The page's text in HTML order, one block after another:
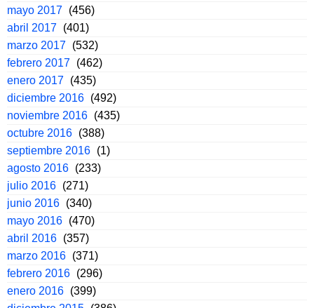
mayo 2017 (456)
abril 2017 (401)
marzo 2017 (532)
febrero 2017 (462)
enero 2017 (435)
diciembre 2016 (492)
noviembre 2016 (435)
octubre 2016 (388)
septiembre 2016 (1)
agosto 2016 (233)
julio 2016 (271)
junio 2016 (340)
mayo 2016 (470)
abril 2016 (357)
marzo 2016 (371)
febrero 2016 (296)
enero 2016 (399)